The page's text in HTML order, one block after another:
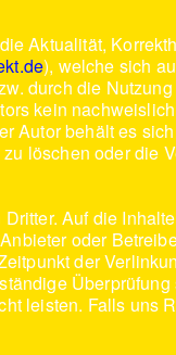
Aktualität,
), welche sich
durch die
kein
behält es
löschen oder die
Auf die
oder
der
leisten. Falls